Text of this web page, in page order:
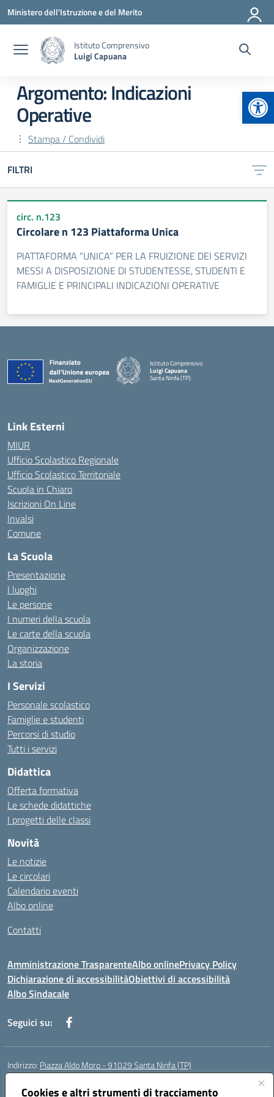
Cookies e altri strumenti di tracciamento
Vai ai contenuti
Vai al menu di navigazione
Vai al footer
Ministero dell'Istruzione e del Merito
Istituto Comprensivo
Luigi Capuana
Argomento: Indicazioni
Operative
Stampa / Condividi
FILTRI
circ. n.123
Circolare n 123 Piattaforma Unica
PIATTAFORMA “UNICA” PER LA FRUIZIONE DEI SERVIZI
MESSI A DISPOSIZIONE DI STUDENTESSE, STUDENTI E
FAMIGLIE E PRINCIPALI INDICAZIONI OPERATIVE
Istituto Comprensivo
Luigi Capuana
Santa Ninfa (TP)
Link Esterni
MIUR
Ufficio Scolastico Regionale
Ufficio Scolastico Territoriale
Scuola in Chiaro
Iscrizioni On Line
Invalsi
Comune
La Scuola
Presentazione
I luoghi
Le persone
I numeri della scuola
Le carte della scuola
Organizzazione
La storia
I Servizi
Personale scolastico
Famiglie e studenti
Percorsi di studio
Tutti i servizi
Didattica
Offerta formativa
Le schede didattiche
I progetti delle classi
Novità
Le notizie
Le circolari
Calendario eventi
Albo online
Contatti
Amministrazione TrasparenteAlbo onlinePrivacy Policy
Dichiarazione di accessibilitàObiettivi di accessibilità
Albo Sindacale
Seguici su:
Indirizzo: Piazza Aldo Moro - 91029 Santa Ninfa (TP)
Centralino:
Posta elettronica certificata (PEC):tpic807004@pec.istruzione.it